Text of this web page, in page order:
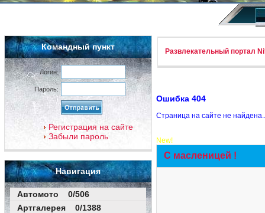
Командный пункт
Логин:
Пароль:
Регистрация на сайте
Забыли пароль
Навигация
Автомото 0/506
Артгалерея 0/1388
Развлекательный портал
Ошибка 404
Страница на сайте не
New!
С масленицей !